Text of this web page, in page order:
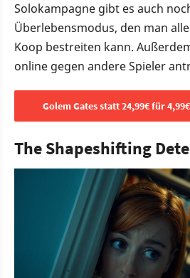
Solokampagne gibt es auch
Überlebensmodus, den man
Koop bestreiten kann.
online gegen andere Spieler
Golem Gates statt 24,99€ für
The Shapeshifting